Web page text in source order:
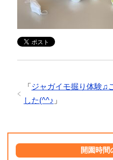
「 ジャガイモ掘り体験♫
した(^^♪ 」
開園時間